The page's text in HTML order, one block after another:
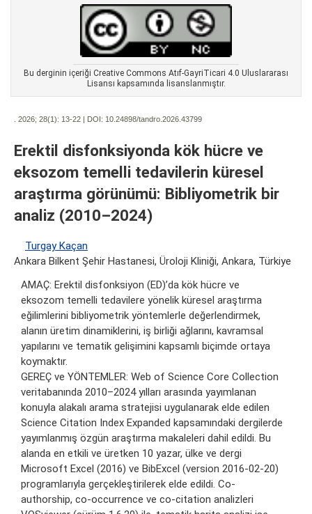
Bu derginin içeriği Creative Commons Atıf-GayriTicari 4.0 Uluslararası
Lisansı kapsamında lisanslanmıştır.
. 2026; 28(1): 13-22 | DOI: 10.24898/tandro.2026.43799
Erektil disfonksiyonda kök hücre ve
eksozom temelli tedavilerin küresel
araştırma görünümü: Bibliyometrik bir
analiz (2010–2024)
Turgay Kaçan
Ankara Bilkent Şehir Hastanesi, Üroloji Kliniği, Ankara, Türkiye
AMAÇ: Erektil disfonksiyon (ED)’da kök hücre ve
eksozom temelli tedavilere yönelik küresel araştırma
eğilimlerini bibliyometrik yöntemlerle değerlendirmek,
alanın üretim dinamiklerini, iş birliği ağlarını, kavramsal
yapılarını ve tematik gelişimini kapsamlı biçimde ortaya
koymaktır.
GEREÇ ve YÖNTEMLER: Web of Science Core Collection
veritabanında 2010–2024 yılları arasında yayımlanan
konuyla alakalı arama stratejisi uygulanarak elde edilen
Science Citation Index Expanded kapsamındaki dergilerde
yayımlanmış özgün araştırma makaleleri dahil edildi. Bu
alanda en etkili ve üretken 10 yazar, ülke ve dergi
Microsoft Excel (2016) ve BibExcel (version 2016-02-20)
programlarıyla gerçekleştirilerek elde edildi. Co-
authorship, co-occurrence ve co-citation analizleri